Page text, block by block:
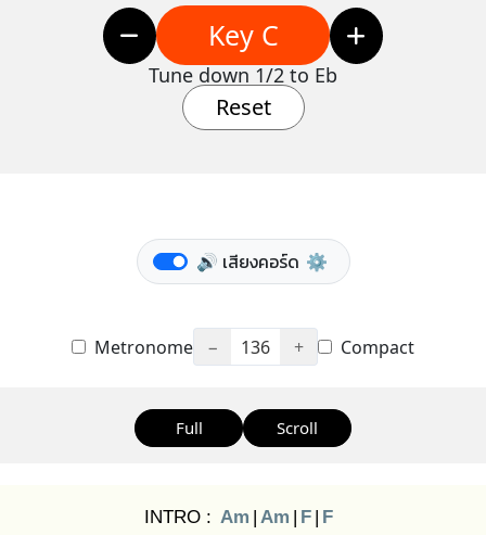
Key C
Tune down 1/2 to Eb
Reset
🔊 เสียงคอร์ด ⚙️
Metronome − 136 + Compact
Full Scroll
INTRO : Am | Am | F | F